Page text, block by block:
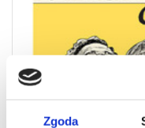
Zgoda